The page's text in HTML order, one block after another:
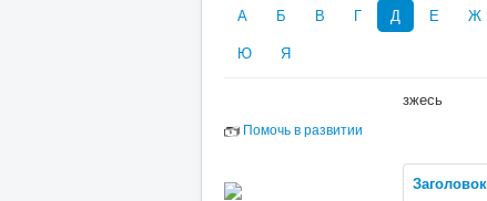
А Б В Г Д Е Ж
Ю
Я
Помочь в развитии
зжесь
Заголовок